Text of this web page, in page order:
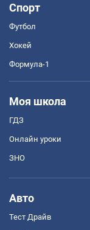
Спорт
Футбол
Хокей
Формула-1
Моя школа
ГДЗ
Онлайн уроки
ЗНО
Авто
Тест Драйв